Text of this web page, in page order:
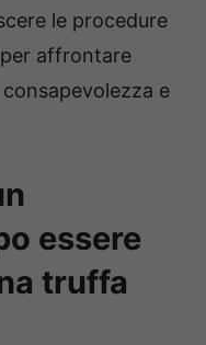
le procedure
affrontare
e
essere
truffa